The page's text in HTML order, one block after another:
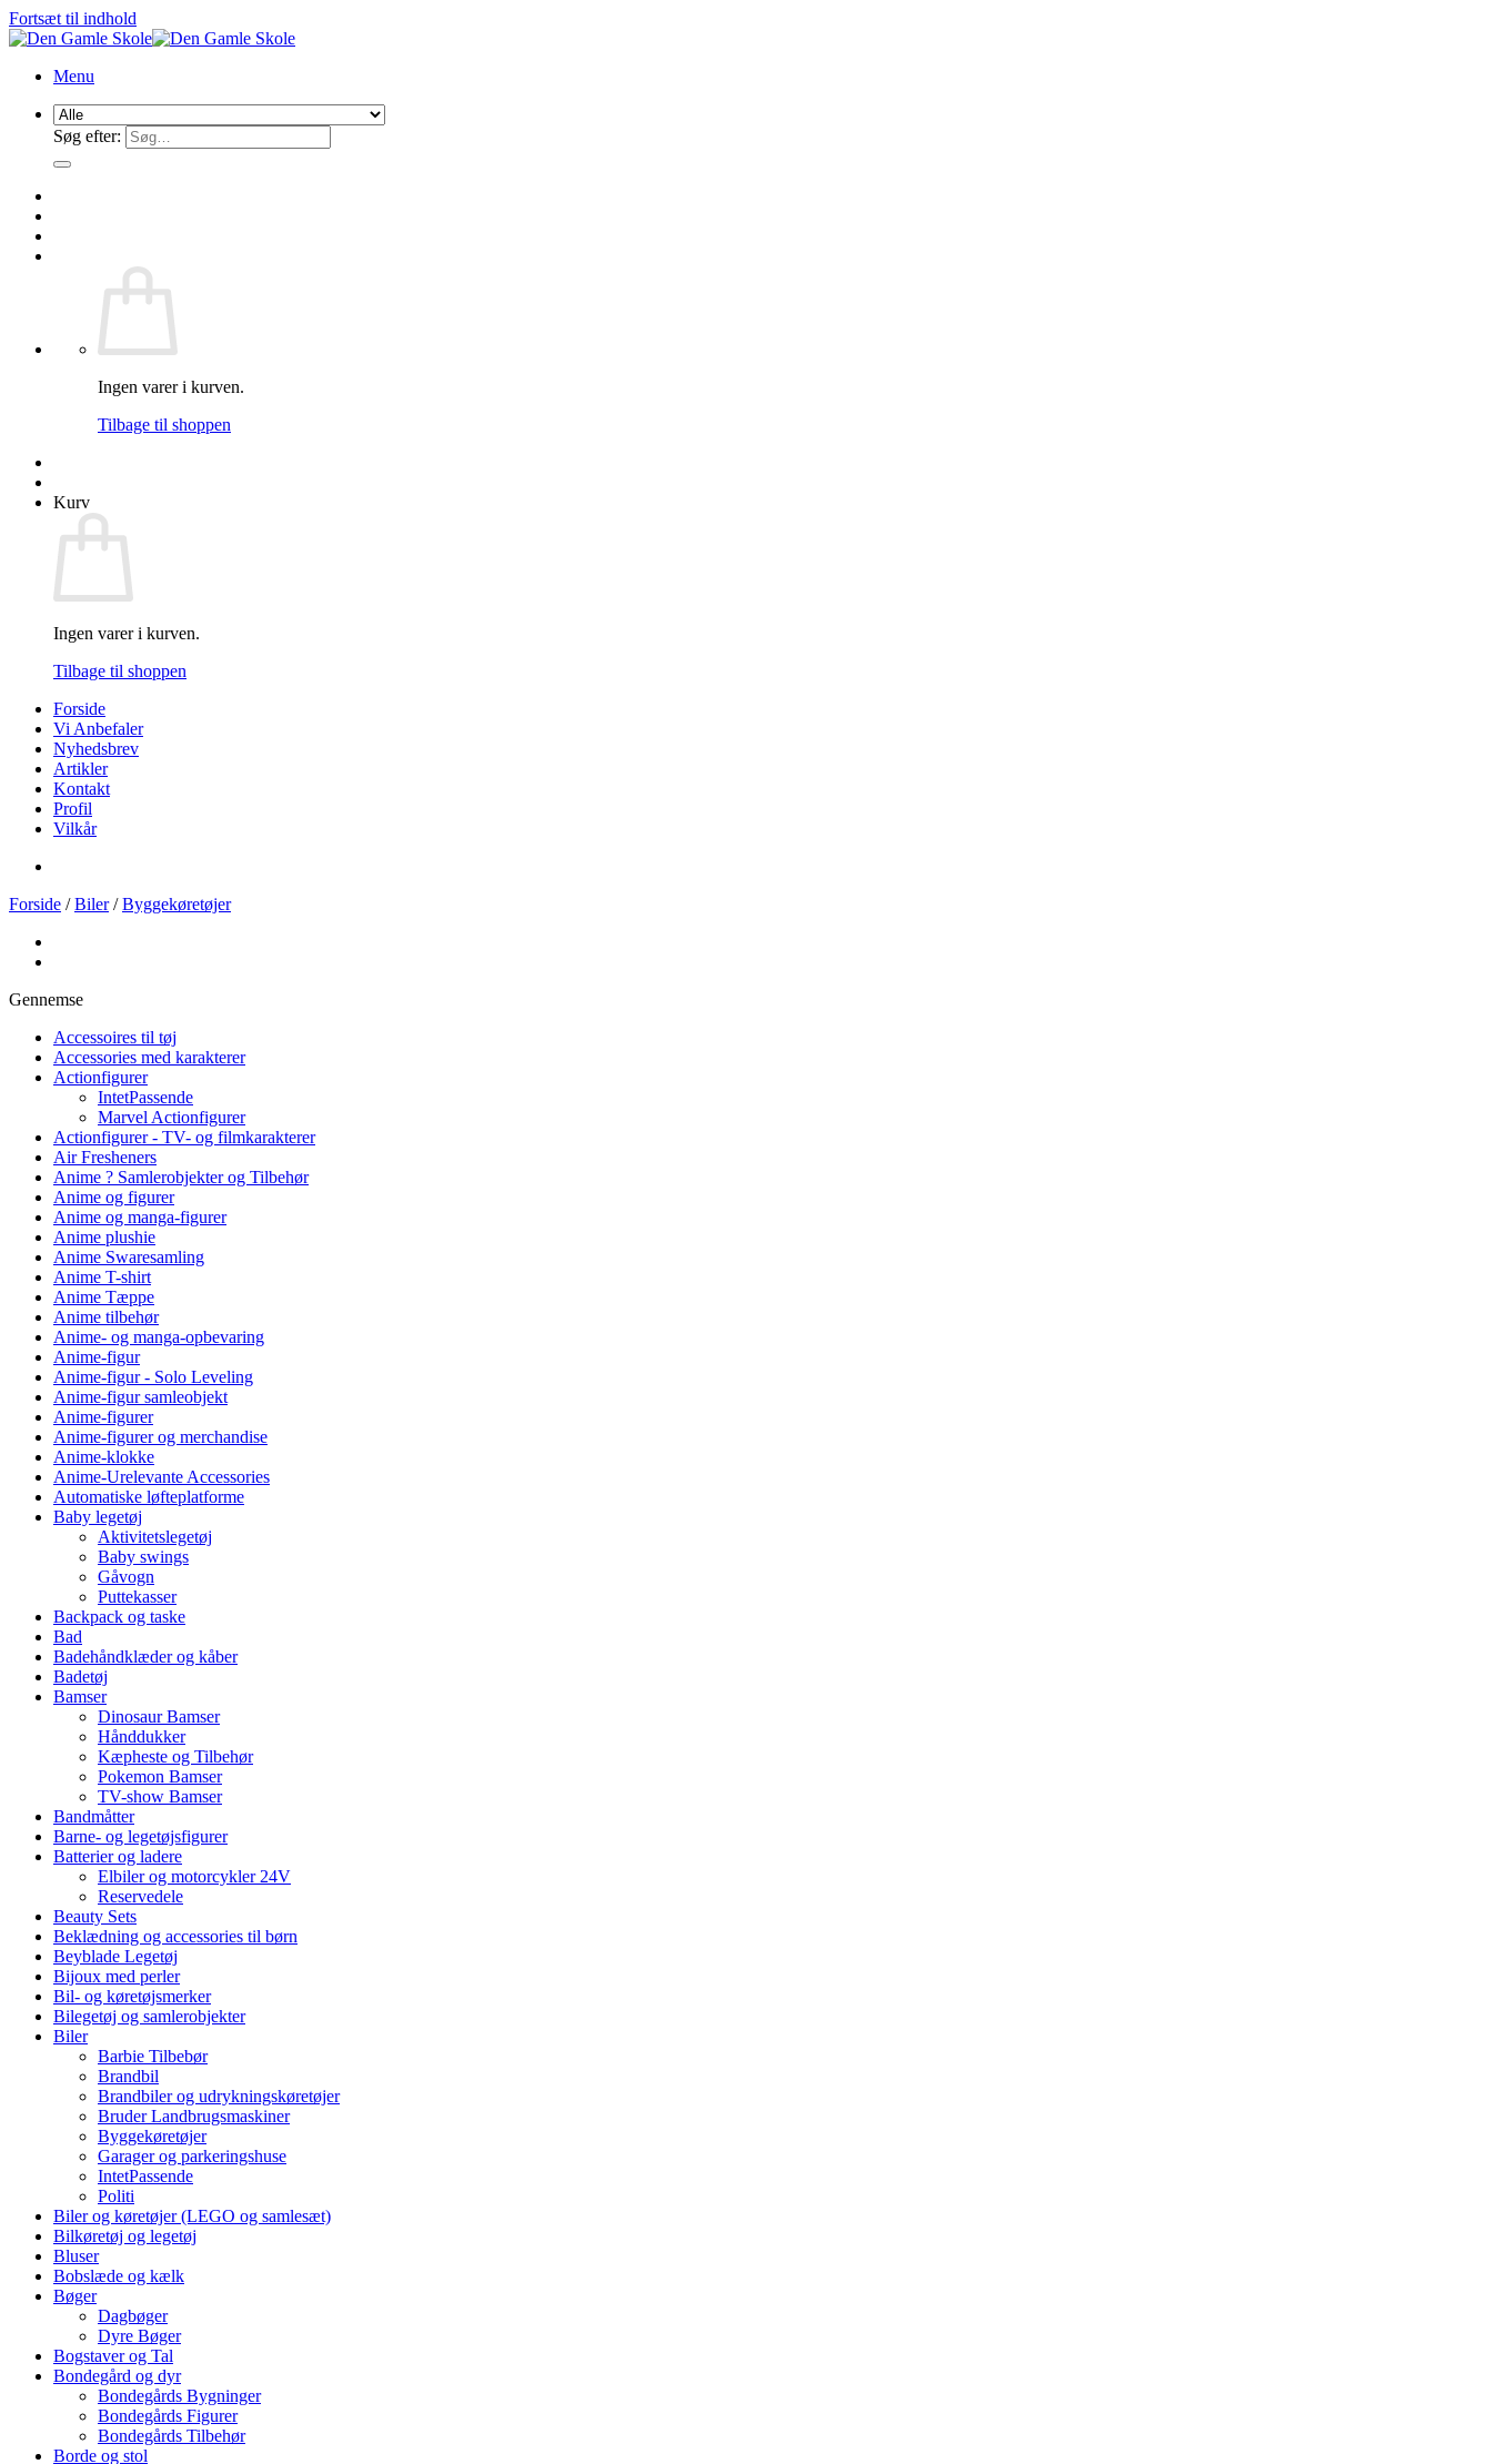
Fortsæt til indhold
Menu
Søg efter:
Ingen varer i kurven.
Tilbage til shoppen
Kurv
Ingen varer i kurven.
Tilbage til shoppen
Forside
Vi Anbefaler
Nyhedsbrev
Artikler
Kontakt
Profil
Vilkår
Forside / Biler / Byggekøretøjer
Gennemse
Accessoires til tøj
Accessories med karakterer
Actionfigurer
IntetPassende
Marvel Actionfigurer
Actionfigurer - TV- og filmkarakterer
Air Fresheners
Anime ? Samlerobjekter og Tilbehør
Anime og figurer
Anime og manga-figurer
Anime plushie
Anime Swaresamling
Anime T-shirt
Anime Tæppe
Anime tilbehør
Anime- og manga-opbevaring
Anime-figur
Anime-figur - Solo Leveling
Anime-figur samleobjekt
Anime-figurer
Anime-figurer og merchandise
Anime-klokke
Anime-Urelevante Accessories
Automatiske løfteplatforme
Baby legetøj
Aktivitetslegetøj
Baby swings
Gåvogn
Puttekasser
Backpack og taske
Bad
Badehåndklæder og kåber
Badetøj
Bamser
Dinosaur Bamser
Hånddukker
Kæpheste og Tilbehør
Pokemon Bamser
TV-show Bamser
Bandmåtter
Barne- og legetøjsfigurer
Batterier og ladere
Elbiler og motorcykler 24V
Reservedele
Beauty Sets
Beklædning og accessories til børn
Beyblade Legetøj
Bijoux med perler
Bil- og køretøjsmerker
Bilegetøj og samlerobjekter
Biler
Barbie Tilbebør
Brandbil
Brandbiler og udrykningskøretøjer
Bruder Landbrugsmaskiner
Byggekøretøjer
Garager og parkeringshuse
IntetPassende
Politi
Biler og køretøjer (LEGO og samlesæt)
Bilkøretøj og legetøj
Bluser
Bobslæde og kælk
Bøger
Dagbøger
Dyre Bøger
Bogstaver og Tal
Bondegård og dyr
Bondegårds Bygninger
Bondegårds Figurer
Bondegårds Tilbehør
Borde og stol